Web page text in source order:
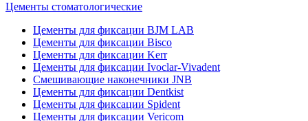
Цементы стоматологические
Цементы для фиксации BJM LAB
Цементы для фиксации Bisco
Цементы для фиксации Kerr
Цементы для фиксации Ivoclar-Vivadent
Смешивающие наконечники JNB
Цементы для фиксации Dentkist
Цементы для фиксации Spident
Цементы для фиксации Vericom